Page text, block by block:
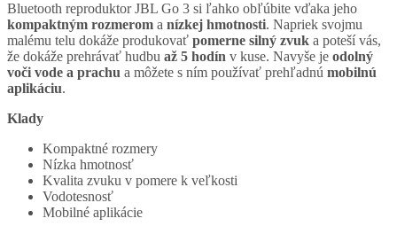
Bluetooth reproduktor JBL Go 3 si ľahko obľúbite vďaka jeho
kompaktným rozmerom a nízkej hmotnosti. Napriek svojmu
malému telu dokáže produkovať pomerne silný zvuk a poteší vás,
že dokáže prehrávať hudbu až 5 hodín v kuse. Navyše je odolný
voči vode a prachu a môžete s ním používať prehľadnú mobilnú
aplikáciu.
Klady
Kompaktné rozmery
Nízka hmotnosť
Kvalita zvuku v pomere k veľkosti
Vodotesnosť
Mobilné aplikácie